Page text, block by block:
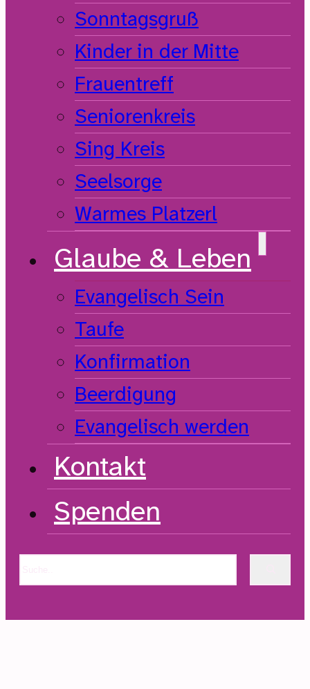
Sonntagsgruß
Kinder in der Mitte
Frauentreff
Seniorenkreis
Sing Kreis
Seelsorge
Warmes Platzerl
Glaube & Leben
Evangelisch Sein
Taufe
Konfirmation
Beerdigung
Evangelisch werden
Kontakt
Spenden